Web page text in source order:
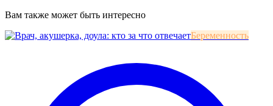
Вам также может быть интересно
Беременность